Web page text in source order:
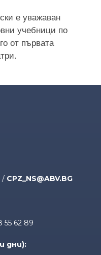
е уважаван
учебници по
от първата
/ CPZ_NS@ABV.BG
55 62 89
дни):